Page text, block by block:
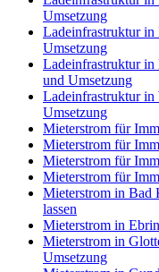
Umsetzung
Ladeinfrastruktur in
Umsetzung
Ladeinfrastruktur
und Umsetzung
Ladeinfrastruktur in
Umsetzung
Mieterstrom für
Mieterstrom für
Mieterstrom für
Mieterstrom für
Mieterstrom in Bad
lassen
Mieterstrom in
Mieterstrom in
Umsetzung